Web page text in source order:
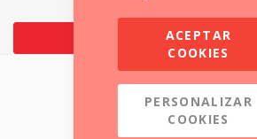
Crear una cuenta
Síguenos en:
ACEPTAR
COOKIES
PERSONALIZAR
COOKIES